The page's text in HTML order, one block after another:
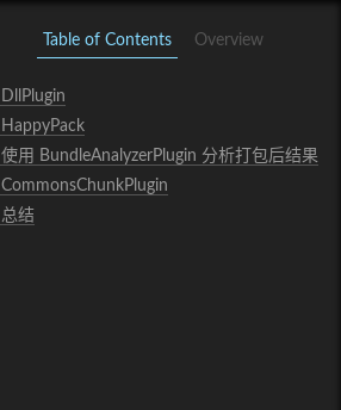
Table of Contents Overview
DllPlugin
HappyPack
使用 BundleAnalyzerPlugin 分析打包后结果
CommonsChunkPlugin
总结